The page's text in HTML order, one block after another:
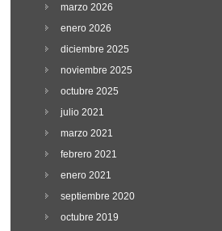
marzo 2026
enero 2026
diciembre 2025
noviembre 2025
octubre 2025
julio 2021
marzo 2021
febrero 2021
enero 2021
septiembre 2020
octubre 2019